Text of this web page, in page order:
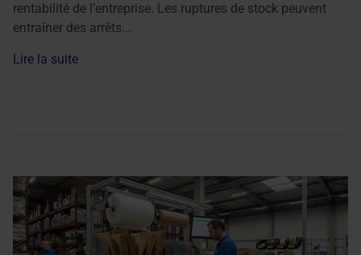
rentabilité de l’entreprise. Les ruptures de stock peuvent
entraîner des arrêts...
Lire la suite